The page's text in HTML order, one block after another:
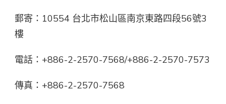
郵寄：10554 台北市松山區南京東路四段56號3
樓
電話：+886-2-2570-7568/+886-2-2570-7573
傳真：+886-2-2570-7568